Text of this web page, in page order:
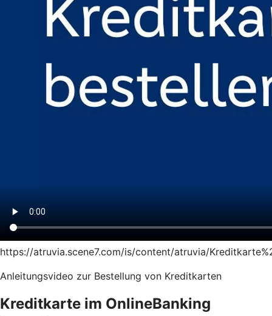
https://atruvia.scene7.com/is/content/atruvia/
Anleitungsvideo zur Bestellung von Kreditkarten
Kreditkarte im OnlineBanking